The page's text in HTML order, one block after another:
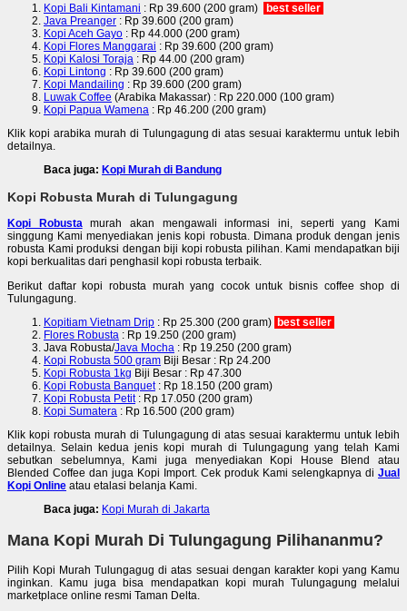
Kopi Bali Kintamani : Rp 39.600 (200 gram)
best seller
Java Preanger : Rp 39.600 (200 gram)
Kopi Aceh Gayo : Rp 44.000 (200 gram)
Kopi Flores Manggarai : Rp 39.600 (200 gram)
Kopi Kalosi Toraja : Rp 44.00 (200 gram)
Kopi Lintong : Rp 39.600 (200 gram)
Kopi Mandailing : Rp 39.600 (200 gram)
Luwak Coffee (Arabika Makassar) : Rp 220.000 (100 gram)
Kopi Papua Wamena : Rp 46.200 (200 gram)
Klik kopi arabika murah di Tulungagung di atas sesuai karaktermu untuk lebih
detailnya.
Baca juga: Kopi Murah di Bandung
Kopi Robusta Murah di Tulungagung
Kopi Robustamurah akan mengawali informasi ini, seperti yang Kami
singgung Kami menyediakan jenis kopi robusta. Dimana produk dengan jenis
robusta Kami produksi dengan biji kopi robusta pilihan. Kami mendapatkan biji
kopi berkualitas dari penghasil kopi robusta terbaik.
Berikut daftar kopi robusta murah yang cocok untuk bisnis coffee shop di
Tulungagung.
Kopitiam Vietnam Drip : Rp 25.300 (200 gram) best seller
Flores Robusta : Rp 19.250 (200 gram)
Java Robusta/Java Mocha : Rp 19.250 (200 gram)
Kopi Robusta 500 gram Biji Besar : Rp 24.200
Kopi Robusta 1kg Biji Besar : Rp 47.300
Kopi Robusta Banquet: Rp 18.150 (200 gram)
Kopi Robusta Petit: Rp 17.050 (200 gram)
Kopi Sumatera : Rp 16.500 (200 gram)
Klik kopi robusta murah di Tulungagung di atas sesuai karaktermu untuk lebih
detailnya. Selain kedua jenis kopi murah di Tulungagung yang telah Kami
sebutkan sebelumnya, Kami juga menyediakan Kopi House Blend atau
Blended Coffee dan juga Kopi Import. Cek produk Kami selengkapnya di Jual
Kopi Online atau etalasi belanja Kami.
Baca juga: Kopi Murah di Jakarta
Mana Kopi Murah Di Tulungagung Pilihananmu?
Pilih Kopi Murah Tulungagug di atas sesuai dengan karakter kopi yang Kamu
inginkan. Kamu juga bisa mendapatkan kopi murah Tulungagung melalui
marketplace online resmi Taman Delta.